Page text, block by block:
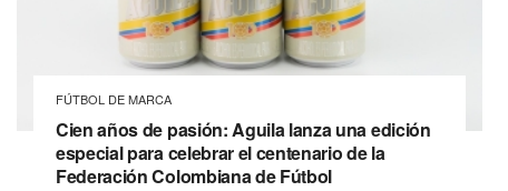
FÚTBOL DE MARCA
Cien años de pasión: Aguila lanza una edición
especial para celebrar el centenario de la
Federación Colombiana de Fútbol